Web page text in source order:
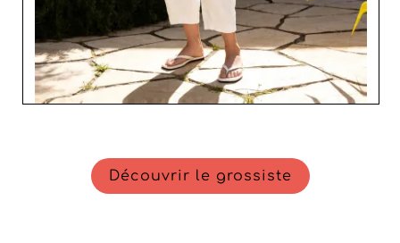
Découvrir le grossiste